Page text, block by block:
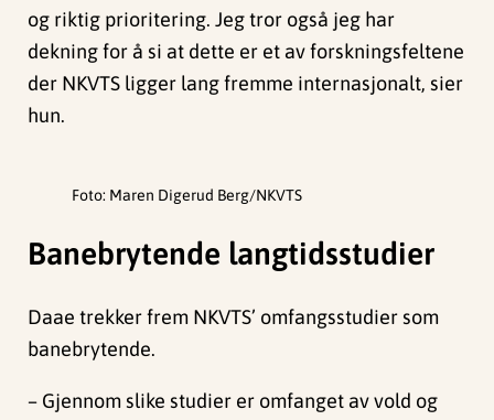
og riktig prioritering. Jeg tror også jeg har
dekning for å si at dette er et av forskningsfeltene
der NKVTS ligger lang fremme internasjonalt, sier
hun.
Foto: Maren Digerud Berg/NKVTS
Banebrytende langtidsstudier
Daae trekker frem NKVTS’ omfangsstudier som
banebrytende.
– Gjennom slike studier er omfanget av vold og